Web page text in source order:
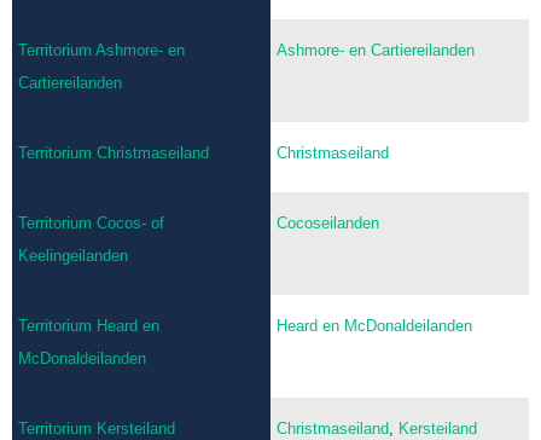
Territorium Ashmore- en
Cartiereilanden
Ashmore- en Cartiereilanden
Territorium Christmaseiland Christmaseiland
Territorium Cocos- of
Keelingeilanden
Cocoseilanden
Territorium Heard en
McDonaldeilanden
Heard en McDonaldeilanden
Territorium Kersteiland Christmaseiland, Kersteiland